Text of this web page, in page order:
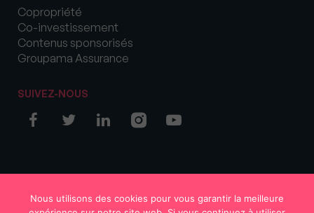
Copropriété
Co-investissement
Contenus sponsorisés
Groupama Assurance
SUIVEZ-NOUS
Nous utilisons des cookies pour vous garantir la meilleure